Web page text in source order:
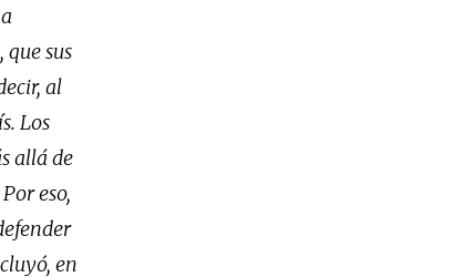
sus
al
Los
allá de
eso,
en